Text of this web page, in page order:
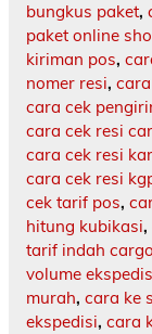
bungkus paket,
paket online
kiriman pos,
nomer resi,
cara cek
cara cek resi
cara cek resi
cara cek resi
cek tarif pos,
hitung kubikasi,
tarif indah cargo
volume
murah, cara ke
ekspedisi, cara